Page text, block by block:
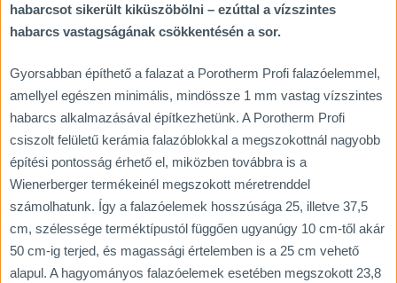
habarcsot sikerült kiküszöbölni – ezúttal a vízszintes
habarcs vastagságának csökkentésén a sor.
Gyorsabban építhető a falazat a Porotherm Profi falazóelemmel,
amellyel egészen minimális, mindössze 1 mm vastag vízszintes
habarcs alkalmazásával építkezhetünk. A Porotherm Profi
csiszolt felületű kerámia falazóblokkal a megszokottnál nagyobb
építési pontosság érhető el, miközben továbbra is a
Wienerberger termékeinél megszokott méretrenddel
számolhatunk. Így a falazóelemek hosszúsága 25, illetve 37,5
cm, szélessége terméktípustól függően ugyanúgy 10 cm-től akár
50 cm-ig terjed, és magassági értelemben is a 25 cm vehető
alapul. A hagyományos falazóelemek esetében megszokott 23,8